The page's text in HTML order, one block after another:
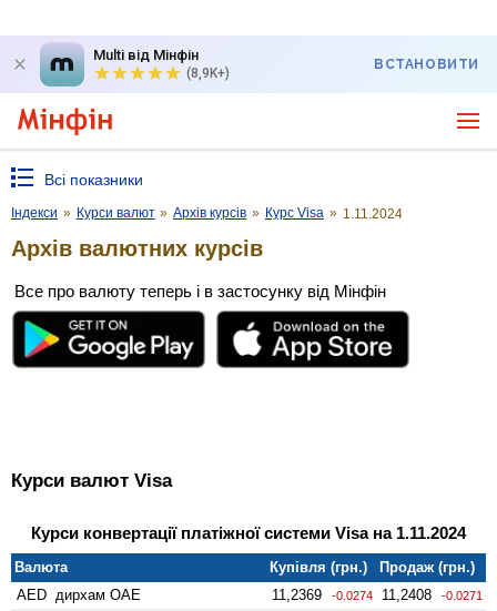
Multi від Мінфін
(8,9K+)
ВСТАНОВИТИ
Всі показники
Індекси » Курси валют » Архів курсів » Курс Visa » 1.11.2024
Архів валютних курсів
Все про валюту теперь і в застосунку від Мінфін
Курси валют Visa
Курси конвертації платіжної системи Visa на 1.11.2024
Валюта Купівля (грн.)
Продаж (грн.)
AED дирхам ОАЕ 11,2369 -0.0274 11,2408 -0.0271